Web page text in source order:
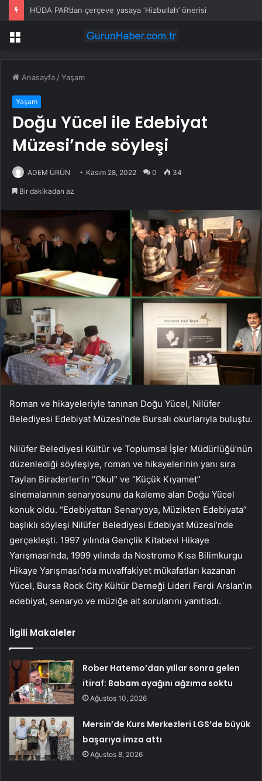
HÜDA PAR’dan çerçeve yasaya ‘Hizbullah’ önerisi
Menü
Anasayfa /Yaşam
Yaşam
Doğu Yücel ile Edebiyat
Müzesi’nde söyleşi
ADEM ÜRÜN Kasım 28, 2022 0 34
Bir dakikadan az
Roman ve hikayeleriyle tanınan Doğu Yücel, Nilüfer
Belediyesi Edebiyat Müzesi’nde Bursalı okurlarıyla buluştu.
Nilüfer Belediyesi Kültür ve Toplumsal İşler Müdürlüğü’nün
düzenlediği söyleşiye, roman ve hikayelerinin yanı sıra
Taylan Biraderler’in “Okul” ve “Küçük Kıyamet”
sinemalarının senaryosunu da kaleme alan Doğu Yücel
konuk oldu. “Edebiyattan Senaryoya, Müzikten Edebiyata”
başlıklı söyleşi Nilüfer Belediyesi Edebiyat Müzesi’nde
gerçekleşti. 1997 yılında Gençlik Kitabevi Hikaye
Yarışması’nda, 1999 yılında da Nostromo Kısa Bilimkurgu
Hikaye Yarışması’nda muvaffakiyet mükafatları kazanan
Yücel, Bursa Rock City Kültür Derneği Lideri Ferdi Arslan’ın
edebiyat, senaryo ve müziğe ait sorularını yanıtladı.
İlgili Makaleler
Rober Hatemo’dan yıllar sonra gelen
itiraf: Babam ayağını ağzıma soktu
Ağustos 10, 2026
Mersin’de Kurs Merkezleri LGS’de büyük
başarıya imza attı
Ağustos 8, 2026